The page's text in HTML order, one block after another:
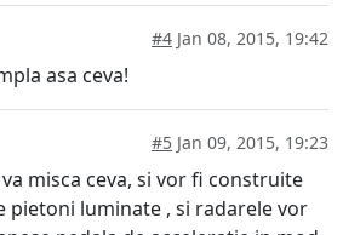
#4 Jan 08, 2015, 19:42
asa ceva!
#5 Jan 09, 2015, 19:23
misca ceva, si vor fi construite
pietoni luminate , si radarele vor